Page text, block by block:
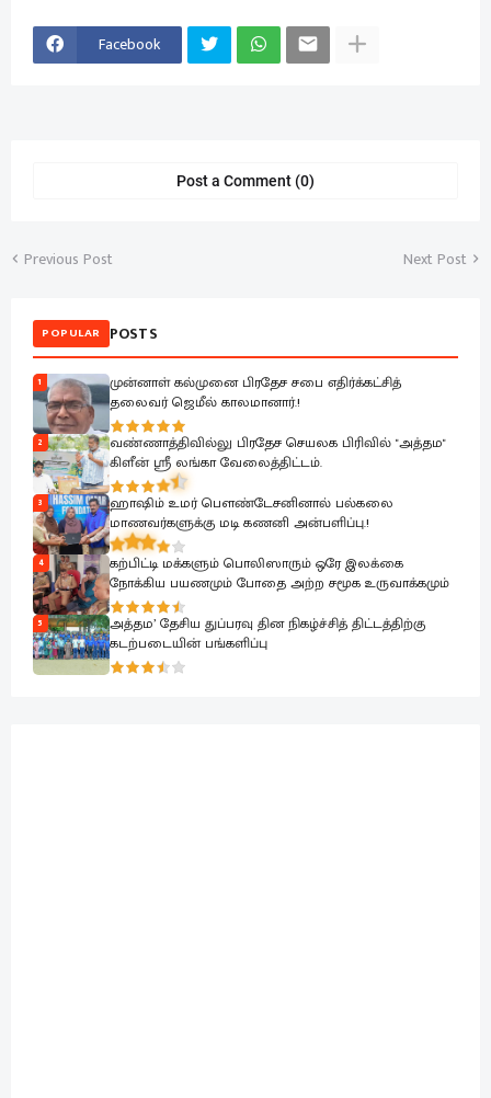
Facebook
Post a Comment (0)
Previous Post Next Post
POPULAR POSTS
1
முன்னாள் கல்முனை பிரதேச சபை எதிர்க்கட்சித்
தலைவர் ஜெமீல் காலமானார்.!
2
வண்ணாத்திவில்லு பிரதேச செயலக பிரிவில் "அத்தம"
கிளீன் ஸ்ரீ லங்கா வேலைத்திட்டம்.
3
ஹாஷிம் உமர் பௌண்டேசனினால் பல்கலை
மாணவர்களுக்கு மடி கணனி அன்பளிப்பு.!
4
கற்பிட்டி மக்களும் பொலிஸாரும் ஒரே இலக்கை
நோக்கிய பயணமும் போதை அற்ற சமூக உருவாக்கமும்
5
அத்தம’ தேசிய துப்பரவு தின நிகழ்ச்சித் திட்டத்திற்கு
கடற்படையின் பங்களிப்பு